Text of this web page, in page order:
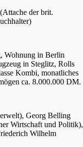
der brit.
Wohnung in Berlin
in Steglitz, Rolls
Kombi, monatliches
ca. 8.000.000 DM.
Georg Belling
Wirtschaft und Politik),
Wilhelm